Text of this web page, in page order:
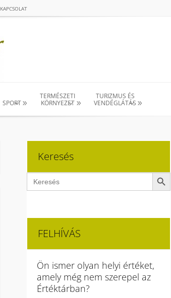
KAPCSOLAT
SPORT
TERMÉSZETI
KÖRNYEZET
TURIZMUS ÉS
VENDÉGLÁTÁS
Keresés
Search
for:
Search Button
FELHÍVÁS
Ön ismer olyan helyi értéket,
amely még nem szerepel az
Értéktárban?